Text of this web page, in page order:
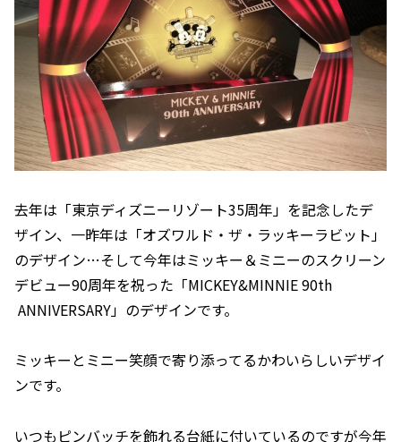
去年は「東京ディズニーリゾート35周年」を記念したデ
ザイン、一昨年は「オズワルド・ザ・ラッキーラビット」
のデザイン…そして今年はミッキー＆ミニーのスクリーン
デビュー90周年を祝った「MICKEY&MINNIE 90th
ANNIVERSARY」のデザインです。
ミッキーとミニー笑顔で寄り添ってるかわいらしいデザイ
ンです。
いつもピンバッチを飾れる台紙に付いているのですが今年